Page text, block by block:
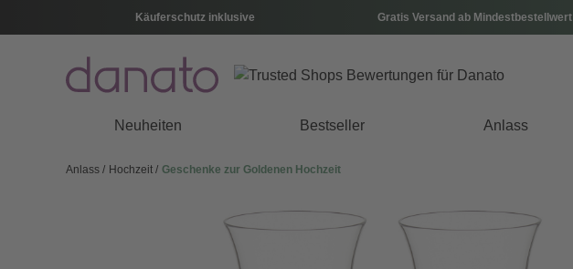
Käuferschutz inklusive Gratis Versand ab Mindestbestellwert
Neuheiten Bestseller Anlass
Anlass Hochzeit Geschenke zur Goldenen Hochzeit